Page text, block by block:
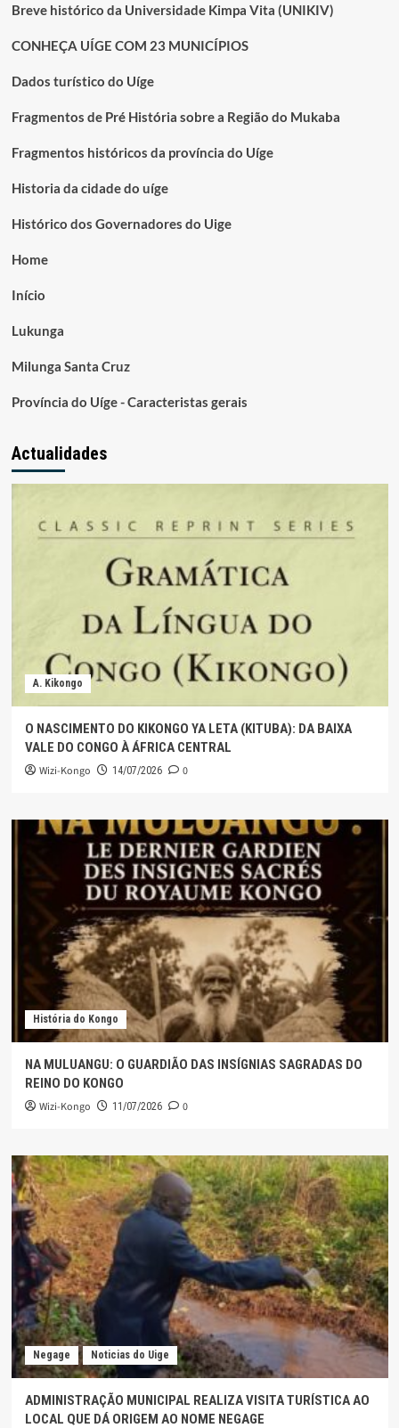
Breve histórico da Universidade Kimpa Vita (UNIKIV)
CONHEÇA UÍGE COM 23 MUNICÍPIOS
Dados turístico do Uíge
Fragmentos de Pré História sobre a Região do Mukaba
Fragmentos históricos da província do Uíge
Historia da cidade do uíge
Histórico dos Governadores do Uige
Home
Início
Lukunga
Milunga Santa Cruz
Província do Uíge - Caracteristas gerais
Actualidades
A. Kikongo
O NASCIMENTO DO KIKONGO YA LETA (KITUBA): DA BAIXA
VALE DO CONGO À ÁFRICA CENTRAL
Wizi-Kongo 14/07/2026 0
História do Kongo
NA MULUANGU: O GUARDIÃO DAS INSÍGNIAS SAGRADAS DO
REINO DO KONGO
Wizi-Kongo 11/07/2026 0
Negage Noticias do Uige
ADMINISTRAÇÃO MUNICIPAL REALIZA VISITA TURÍSTICA AO
LOCAL QUE DÁ ORIGEM AO NOME NEGAGE